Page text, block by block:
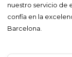
nuestro servicio de
confía en la
Barcelona.